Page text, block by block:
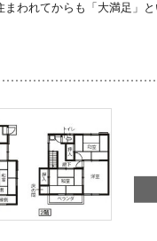
まわれてからも「大満足」